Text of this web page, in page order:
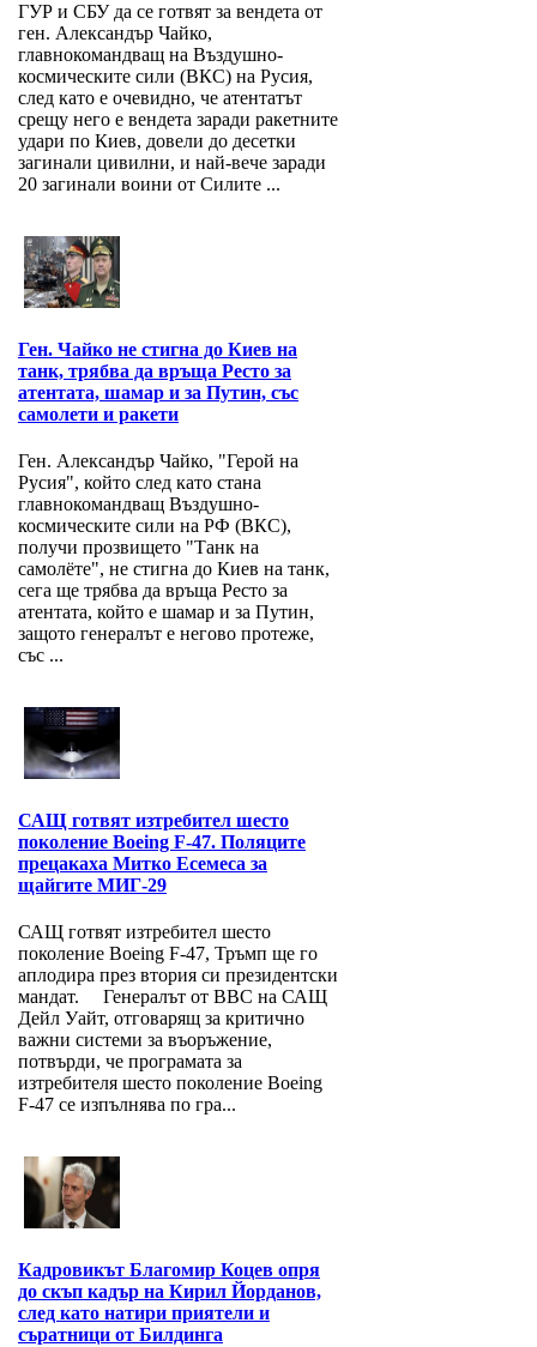
ГУР и СБУ да се готвят за вендета от
ген. Александър Чайко,
главнокомандващ на Въздушно-
космическите сили (ВКС) на Русия,
след като е очевидно, че атентатът
срещу него е вендета заради ракетните
удари по Киев, довели до десетки
загинали цивилни, и най-вече заради
20 загинали воини от Силите ...
Ген. Чайко не стигна до Киев на
танк, трябва да връща Ресто за
атентата, шамар и за Путин, със
самолети и ракети
Ген. Александър Чайко, "Герой на
Русия", който след като стана
главнокомандващ Въздушно-
космическите сили на РФ (ВКС),
получи прозвището "Танк на
самолёте", не стигна до Киев на танк,
сега ще трябва да връща Ресто за
атентата, който е шамар и за Путин,
защото генералът е негово протеже,
със ...
САЩ готвят изтребител шесто
поколение Boeing F-47. Поляците
прецакаха Митко Есемеса за
щайгите МИГ-29
САЩ готвят изтребител шесто
поколение Boeing F-47, Тръмп ще го
аплодира през втория си президентски
мандат. Генералът от ВВС на САЩ
Дейл Уайт, отговарящ за критично
важни системи за въоръжение,
потвърди, че програмата за
изтребителя шесто поколение Boeing
F-47 се изпълнява по гра...
Кадровикът Благомир Коцев опря
до скъп кадър на Кирил Йорданов,
след като натири приятели и
съратници от Билдинга